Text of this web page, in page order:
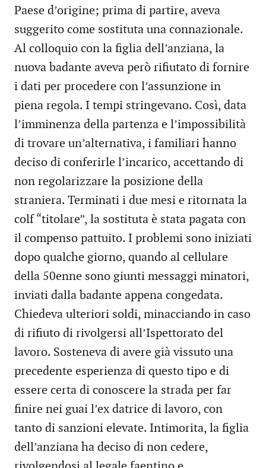
Paese d’origine; prima di partire, aveva
suggerito come sostituta una connazionale.
Al colloquio con la figlia dell’anziana, la
nuova badante aveva però rifiutato di fornire
i dati per procedere con l’assunzione in
piena regola. I tempi stringevano. Così, data
l’imminenza della partenza e l’impossibilità
di trovare un’alternativa, i familiari hanno
deciso di conferirle l’incarico, accettando di
non regolarizzare la posizione della
straniera. Terminati i due mesi e ritornata la
colf “titolare”, la sostituta è stata pagata con
il compenso pattuito. I problemi sono iniziati
dopo qualche giorno, quando al cellulare
della 50enne sono giunti messaggi minatori,
inviati dalla badante appena congedata.
Chiedeva ulteriori soldi, minacciando in caso
di rifiuto di rivolgersi all’Ispettorato del
lavoro. Sosteneva di avere già vissuto una
precedente esperienza di questo tipo e di
essere certa di conoscere la strada per far
finire nei guai l’ex datrice di lavoro, con
tanto di sanzioni elevate. Intimorita, la figlia
dell’anziana ha deciso di non cedere,